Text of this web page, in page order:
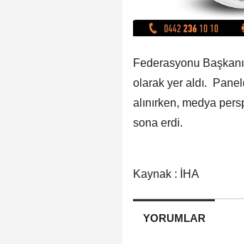
Federasyonu
olarak yer aldı.
alınırken, medya
sona erdi.
Kaynak : İHA
YORUMLAR